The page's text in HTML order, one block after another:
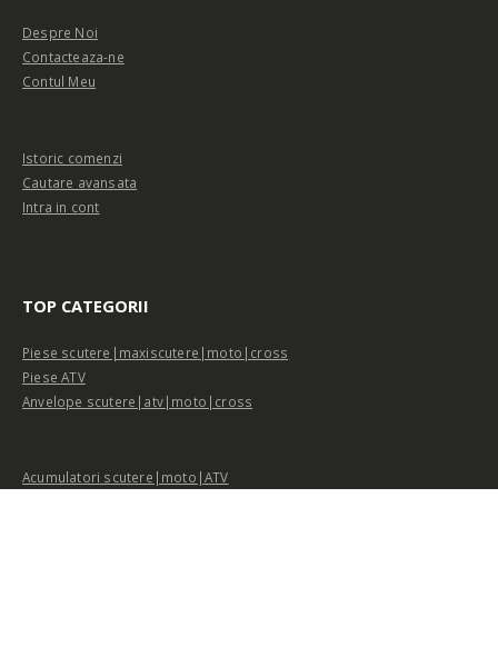
Istoric comenzi
Cautare avansata
Intra in cont
TOP CATEGORII
Acumulatori scutere|moto|ATV
Casti scutere|moto|atv
Ulei scuter|moto|atv